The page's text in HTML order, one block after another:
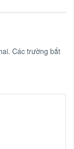
Các trường bắt